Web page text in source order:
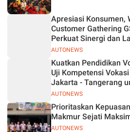
AUTONEWS
Apresiasi Konsumen,
Customer Gathering
Perkuat Sinergi dan
AUTONEWS
Kuatkan Pendidikan
Uji Kompetensi
Jakarta - Tangerang
AUTONEWS
Prioritaskan
Makmur Sejati